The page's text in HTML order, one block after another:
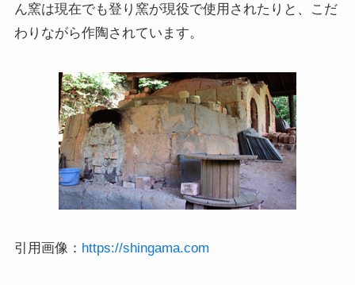
ん窯は現在でも登り窯が現役で使用されたりと、こだ
わりながら作陶されています。
引用画像： https://shingama.com